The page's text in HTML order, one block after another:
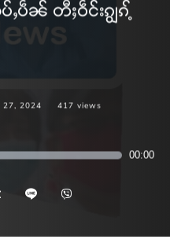
ႇပဵၼ် တီႈဝဵင်းၵျွၵ့်
27, 2024 417 views
00:00